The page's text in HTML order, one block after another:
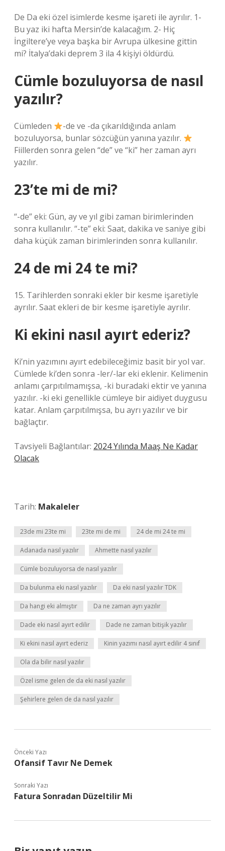
De Da eki özel isimlerde kesme işareti ile ayrılır. 1-
Bu yaz iki hafta Mersin’de kalacağım. 2- Hiç
İngiltere’ye veya başka bir Avrupa ülkesine gittin
mi? İtalya’daki deprem 3 ila 4 kişiyi öldürdü.
Cümle bozuluyorsa de nasıl
yazılır?
Cümleden
-de ve -da çıkarıldığında anlam
bozuluyorsa, bunlar sözcüğün yanına yazılır.
Fiillerden sonra gelen “de” ve “ki” her zaman ayrı
yazılır.
23’te mi de mi?
“-de” eki: Gün, ay ve yıl gibi zaman birimlerinden
sonra kullanılır. “-te” eki: Saat, dakika ve saniye gibi
daha küçük zaman birimlerinden sonra kullanılır.
24 de mi 24 te mi?
15. Tarihlerden sonraki ekler bir kesme işaretiyle
ayrılır. Saat ekleri de bir kesme işaretiyle ayrılır.
Ki ekini nasıl ayırt ederiz?
Ki’nin yazımını ayırt edebileceğimiz basit bir yol var.
Cümlede ki’den sonra -ler/-lar eki eklenir. Kelimenin
anlamı çarpıtılmamışsa, -ki buradaki ektir ve yanına
yazılır. -ki eki genellikle cümleye bir aidiyet duygusu
katar. Anlam çarpıtılmışsa, bu ayrı yazılır ve bir
bağlaçtır.
Tavsiyeli Bağlantılar: 2024 Yılında Maaş Ne Kadar
Olacak
Tarih: Makaleler
23de mi 23te mi 23te mi de mi 24 de mi 24 te mi
Adanada nasıl yazılır Ahmette nasıl yazılır
Cümle bozuluyorsa de nasıl yazılır
Da bulunma eki nasıl yazılır Da eki nasıl yazılır TDK
Da hangi eki almıştır Da ne zaman ayrı yazılır
Dade eki nasıl ayırt edilir Dade ne zaman bitişik yazılır
Ki ekini nasıl ayırt ederiz Kinin yazımı nasıl ayırt edilir 4 sınıf
Ola da bilir nasıl yazılır
Özel isme gelen de da eki nasıl yazılır
Şehirlere gelen de da nasıl yazılır
Önceki Yazı
Ofansif Tavır Ne Demek
Sonraki Yazı
Fatura Sonradan Düzeltilir Mi